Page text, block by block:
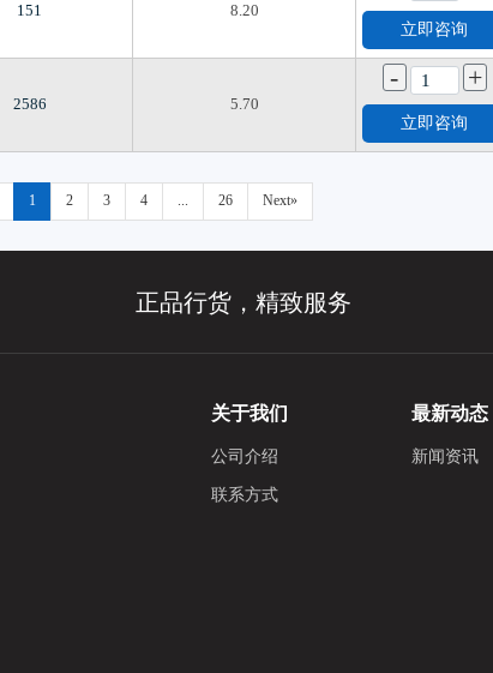
151 8.20
立即咨询
2586 5.70
- +
立即咨询
1 2 3 4 ... 26 Next»
正品行货，精致服务
关于我们
公司介绍
联系方式
最新动态
新闻资讯